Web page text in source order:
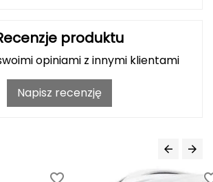
produktu
opiniami z innymi klientami
Napisz recenzję